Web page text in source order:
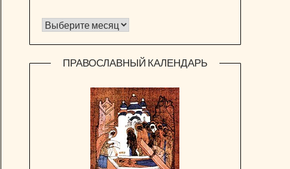
Архив новостей
ПРАВОСЛАВНЫЙ КАЛЕНДАРЬ